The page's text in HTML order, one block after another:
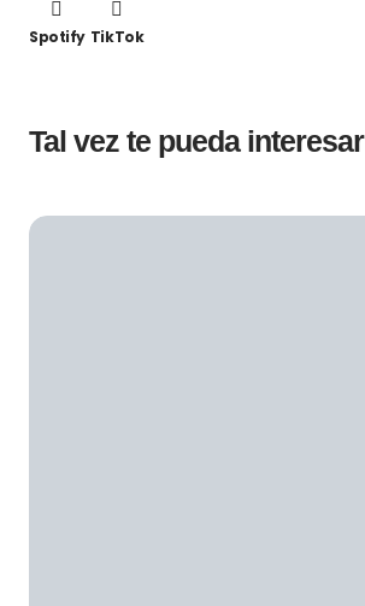
Spotify TikTok
Tal vez te pueda interesar